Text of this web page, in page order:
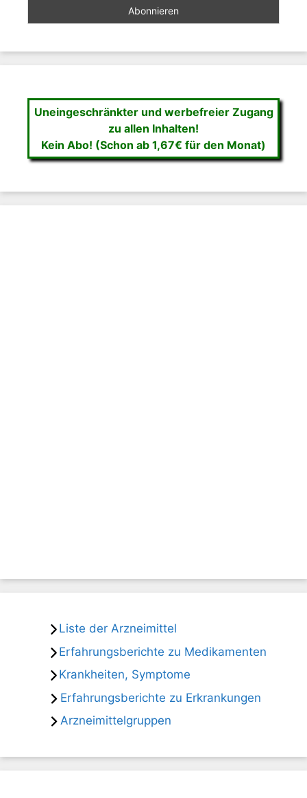
Uneingeschränkter und werbefreier Zugang
zu allen Inhalten!
Kein Abo! (Schon ab 1,67€ für den Monat)
Liste der Arzneimittel
Erfahrungsberichte zu Medikamenten
Krankheiten, Symptome
Erfahrungsberichte zu Erkrankungen
Arzneimittelgruppen